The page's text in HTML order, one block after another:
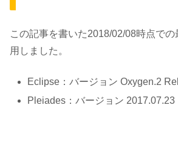
この記事を書いた2018/02/08時点で
用しました。
Eclipse：バージョン Oxygen.2
Pleiades：バージョン 2017.07.23